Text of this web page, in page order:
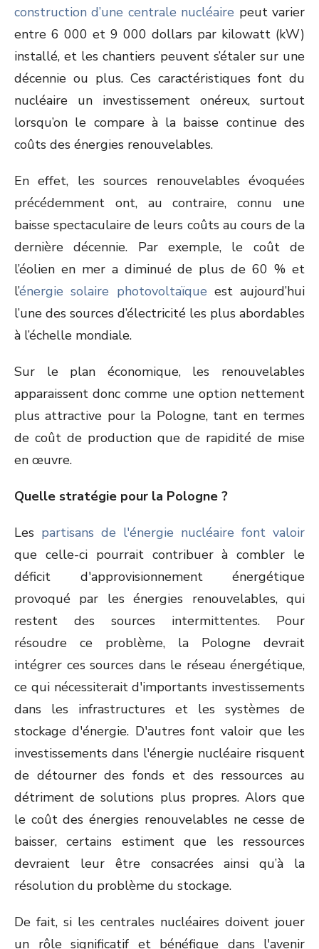
construction d’une centrale nucléaire peut varier
entre 6 000 et 9 000 dollars par kilowatt (kW)
installé, et les chantiers peuvent s’étaler sur une
décennie ou plus. Ces caractéristiques font du
nucléaire un investissement onéreux, surtout
lorsqu’on le compare à la baisse continue des
coûts des énergies renouvelables.
En effet, les sources renouvelables évoquées
précédemment ont, au contraire, connu une
baisse spectaculaire de leurs coûts au cours de la
dernière décennie. Par exemple, le coût de
l’éolien en mer a diminué de plus de 60 % et
l’énergie solaire photovoltaïque est aujourd’hui
l’une des sources d’électricité les plus abordables
à l’échelle mondiale.
Sur le plan économique, les renouvelables
apparaissent donc comme une option nettement
plus attractive pour la Pologne, tant en termes
de coût de production que de rapidité de mise
en œuvre.
Quelle stratégie pour la Pologne ?
Les partisans de l'énergie nucléaire font valoir
que celle-ci pourrait contribuer à combler le
déficit d'approvisionnement énergétique
provoqué par les énergies renouvelables, qui
restent des sources intermittentes. Pour
résoudre ce problème, la Pologne devrait
intégrer ces sources dans le réseau énergétique,
ce qui nécessiterait d'importants investissements
dans les infrastructures et les systèmes de
stockage d'énergie. D'autres font valoir que les
investissements dans l'énergie nucléaire risquent
de détourner des fonds et des ressources au
détriment de solutions plus propres. Alors que
le coût des énergies renouvelables ne cesse de
baisser, certains estiment que les ressources
devraient leur être consacrées ainsi qu’à la
résolution du problème du stockage.
De fait, si les centrales nucléaires doivent jouer
un rôle significatif et bénéfique dans l'avenir